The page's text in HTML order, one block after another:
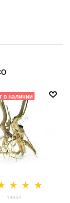
в наличии
14354